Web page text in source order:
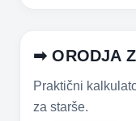
➡ ORODJA
Praktični
za starše.